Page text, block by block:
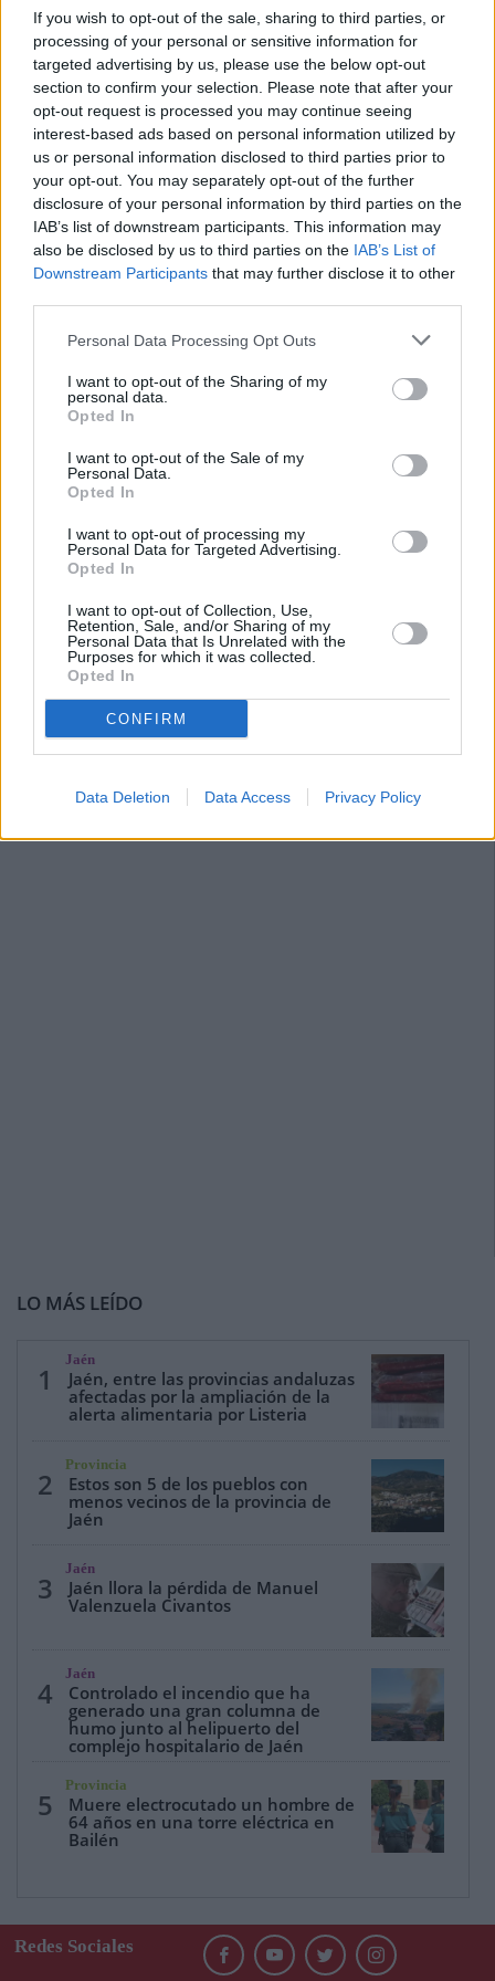
If you wish to opt-out of the sale, sharing to third parties, or
processing of your personal or sensitive information for
targeted advertising by us, please use the below opt-out
section to confirm your selection. Please note that after your
opt-out request is processed you may continue seeing
interest-based ads based on personal information utilized by
us or personal information disclosed to third parties prior to
your opt-out. You may separately opt-out of the further
disclosure of your personal information by third parties on the
IAB’s list of downstream participants. This information may
also be disclosed by us to third parties on the IAB’s List of
Downstream Participants that may further disclose it to other
Personal Data Processing Opt Outs
I want to opt-out of the Sharing of my
personal data.
Opted In
I want to opt-out of the Sale of my
Personal Data.
Opted In
I want to opt-out of processing my
Personal Data for Targeted Advertising.
Opted In
I want to opt-out of Collection, Use,
Retention, Sale, and/or Sharing of my
Personal Data that Is Unrelated with the
Purposes for which it was collected.
Opted In
CONFIRM
Data Deletion Data Access Privacy Policy
poder convertirse en jugadores profesionales.
LO MÁS LEÍDO
1
Jaén
Jaén, entre las provincias andaluzas
afectadas por la ampliación de la
alerta alimentaria por Listeria
2
Provincia
Estos son 5 de los pueblos con
menos vecinos de la provincia de
Jaén
3
Jaén
Jaén llora la pérdida de Manuel
Valenzuela Civantos
4
Jaén
Controlado el incendio que ha
generado una gran columna de
humo junto al helipuerto del
complejo hospitalario de Jaén
5
Provincia
Muere electrocutado un hombre de
64 años en una torre eléctrica en
Bailén
Redes Sociales